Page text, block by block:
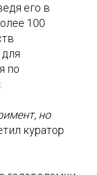
его в
100
по
но
куратор